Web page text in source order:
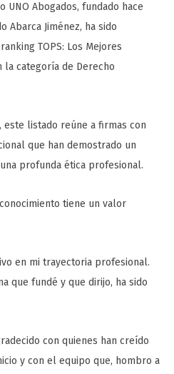
UNO Abogados, fundado hace
Abarca Jiménez, ha sido
TOPS: Los Mejores
la categoría de Derecho
este listado reúne a firmas con
que han demostrado un
profunda ética profesional.
tiene un valor
en mi trayectoria profesional.
que fundé y que dirijo, ha sido
con quienes han creído
y con el equipo que, hombro a